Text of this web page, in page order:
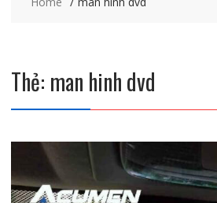
Thẻ: man hinh dvd